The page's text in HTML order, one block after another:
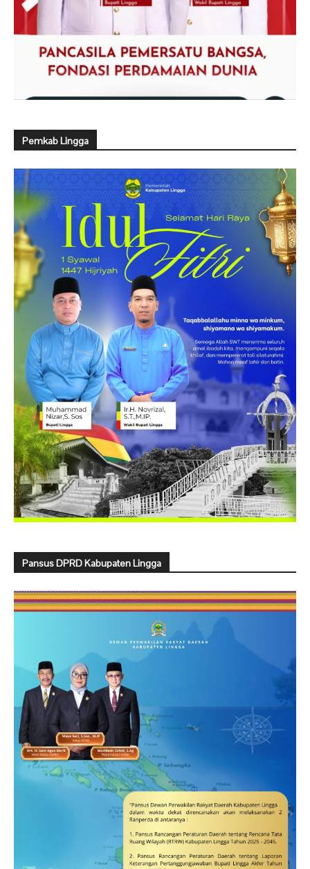
Pemkab Lingga
Pansus DPRD Kabupaten Lingga